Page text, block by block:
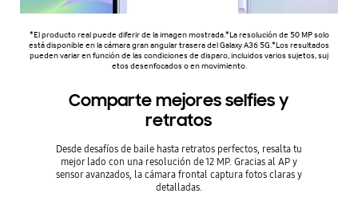
*El producto real puede diferir de la imagen mostrada.*La resolución de 50 MP solo
está disponible en la cámara gran angular trasera del Galaxy A36 5G.*Los resultados
pueden variar en función de las condiciones de disparo, incluidos varios sujetos, suj
etos desenfocados o en movimiento.
Comparte mejores selfies y
retratos
Desde desafíos de baile hasta retratos perfectos, resalta tu
mejor lado con una resolución de 12 MP. Gracias al AP y
sensor avanzados, la cámara frontal captura fotos claras y
detalladas.